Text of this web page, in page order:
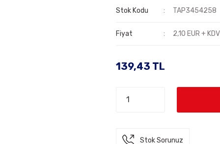
Stok Kodu TAP3454258
Fiyat 2,10 EUR + KDV
139,43 TL
Stok Sorunuz